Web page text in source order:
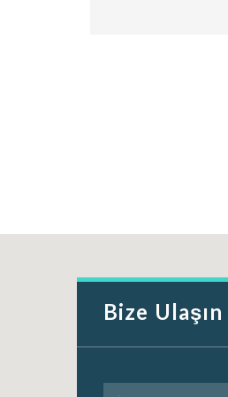
Bize Ulaşın